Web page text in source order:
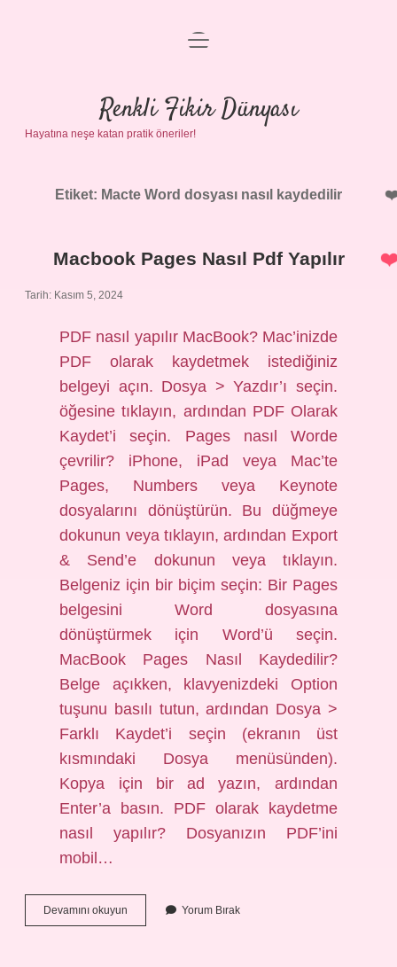
Anasayfa
Gizlilik Politikası
Yasal Uyarı
menüyü
Renkli Fikir Dünyası
Hayatına neşe katan pratik öneriler!
Etiket: Macte Word dosyası nasıl kaydedilir
Macbook Pages Nasıl Pdf Yapılır
Tarih: Kasım 5, 2024
PDF nasıl yapılır MacBook? Mac’inizde
PDF olarak kaydetmek istediğiniz
belgeyi açın. Dosya > Yazdır’ı seçin.
öğesine tıklayın, ardından PDF Olarak
Kaydet’i seçin. Pages nasıl Worde
çevrilir? iPhone, iPad veya Mac’te
Pages, Numbers veya Keynote
dosyalarını dönüştürün. Bu düğmeye
dokunun veya tıklayın, ardından Export
& Send’e dokunun veya tıklayın.
Belgeniz için bir biçim seçin: Bir Pages
belgesini Word dosyasına
dönüştürmek için Word’ü seçin.
MacBook Pages Nasıl Kaydedilir?
Belge açıkken, klavyenizdeki Option
tuşunu basılı tutun, ardından Dosya >
Farklı Kaydet’i seçin (ekranın üst
kısmındaki Dosya menüsünden).
Kopya için bir ad yazın, ardından
Enter’a basın. PDF olarak kaydetme
nasıl yapılır? Dosyanızın PDF’ini
mobil…
Devamını okuyun Macbook
Pages
Yorum Bırak